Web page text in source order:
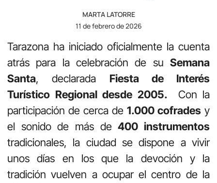
MARTA LATORRE
11 de febrero de 2026
Tarazona ha iniciado oficialmente la cuenta
atrás para la celebración de su Semana
Santa, declarada Fiesta de Interés
Turístico Regional desde 2005.
Con la
participación de cerca de 1.000 cofrades y
el sonido de más de400 instrumentos
tradicionales, la ciudad se dispone a vivir
unos días en los que la devoción y la
tradición vuelven a ocupar el centro de la